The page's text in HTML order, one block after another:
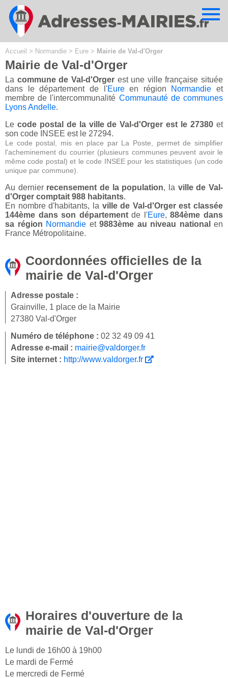
Accueil > Normandie > Eure > Mairie de Val-d'Orger
Mairie de Val-d'Orger
La commune de Val-d'Orgerest une ville française située
dans le département de l'Eureen région Normandie et
membre de l'intercommunalité Communauté de communes
Lyons Andelle.
Le code postal de la ville de Val-d'Orger est le 27380 et
son code INSEE est le 27294.
Le code postal, mis en place par La Poste, permet de simplifier
l'acheminement du courrier (plusieurs communes peuvent avoir le
même code postal) et le code INSEE pour les statistiques (un code
unique par commune).
Au dernier recensement de la population, la ville de Val-
d'Orger comptait 988 habitants.
En nombre d'habitants, la ville de Val-d'Orger est classée
144ème dans son départementde l'Eure,884ème dans
sa région Normandie et 9883ème au niveau national en
France Métropolitaine.
Coordonnées officielles de la
mairie de Val-d'Orger
Adresse postale :
Grainville, 1 place de la Mairie
27380 Val-d'Orger
Numéro de téléphone : 02 32 49 09 41
Adresse e-mail : mairie@valdorger.fr
Site internet : http://www.valdorger.fr
Horaires d'ouverture de la
mairie de Val-d'Orger
Le lundi de 16h00 à 19h00
Le mardi de Fermé
Le mercredi de Fermé
Cookies management panel